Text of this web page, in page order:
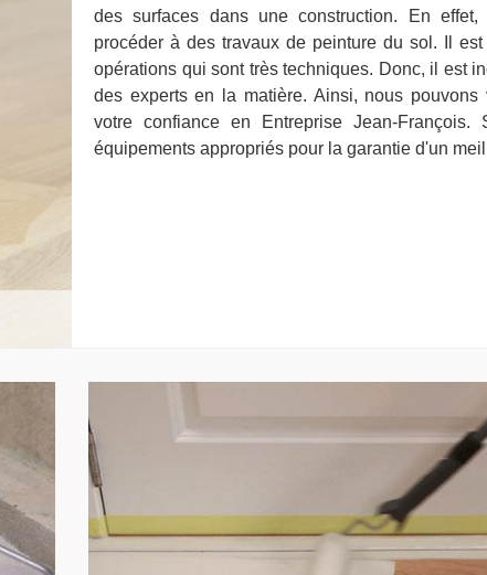
des surfaces dans une construction. En
procéder à des travaux de peinture du sol. Il
opérations qui sont très techniques. Donc, il est
des experts en la matière. Ainsi, nous pouvons
votre confiance en Entreprise Jean-
équipements appropriés pour la garantie d'un